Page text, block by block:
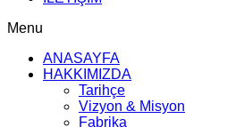
Menu
ANASAYFA
HAKKIMIZDA
Tarihçe
Vizyon & Misyon
Fabrika